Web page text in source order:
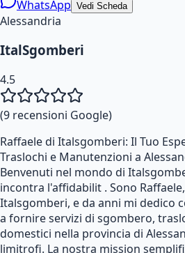
WhatsApp Vedi Scheda
Alessandria
ItalSgomberi
4.5
(9 recensioni Google)
Raffaele di Italsgomberi: Il Tuo
Traslochi e Manutenzioni a
Benvenuti nel mondo di
incontra l'affidabilit . Sono
Italsgomberi, e da anni mi dedico
a fornire servizi di sgombero,
domestici nella provincia di
limitrofi. La nostra mission